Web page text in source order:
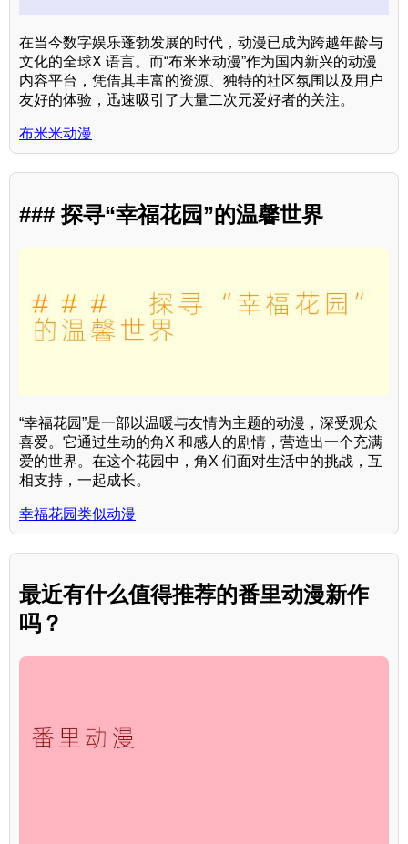
在当今数字娱乐蓬勃发展的时代，动漫已成为跨越年龄与
文化的全球X 语言。而“布米米动漫”作为国内新兴的动漫
内容平台，凭借其丰富的资源、独特的社区氛围以及用户
友好的体验，迅速吸引了大量二次元爱好者的关注。
布米米动漫
### 探寻“幸福花园”的温馨世界
“幸福花园”是一部以温暖与友情为主题的动漫，深受观众
喜爱。它通过生动的角X 和感人的剧情，营造出一个充满
爱的世界。在这个花园中，角X 们面对生活中的挑战，互
相支持，一起成长。
幸福花园类似动漫
最近有什么值得推荐的番里动漫新作
吗？